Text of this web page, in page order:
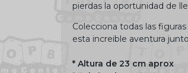
pierdas la oportunidad de
Colecciona todas las
esta increible aventura
* Altura de 23 cm aprox